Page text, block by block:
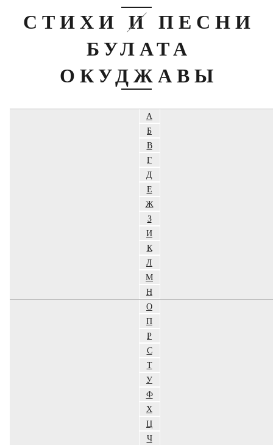
СТИХИ И ПЕСНИ
БУЛАТА
ОКУДЖАВЫ
А
Б
В
Г
Д
Е
Ж
З
И
К
Л
М
Н
О
П
Р
С
Т
У
Ф
Х
Ц
Ч